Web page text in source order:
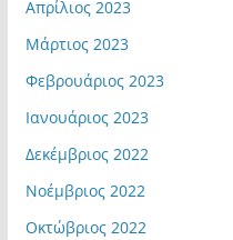
Απρίλιος 2023
Μάρτιος 2023
Φεβρουάριος 2023
Ιανουάριος 2023
Δεκέμβριος 2022
Νοέμβριος 2022
Οκτώβριος 2022